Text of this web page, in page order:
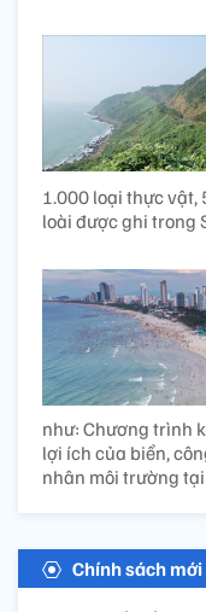
1.000 loại thực vật,
loài được ghi trong
như: Chương trình
lợi ích của biển,
nhân môi trường
Chính sách mới